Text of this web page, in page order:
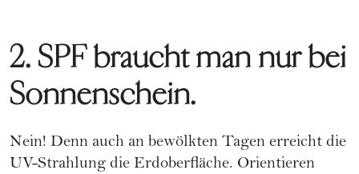
2. SPF braucht man nur bei
Sonnenschein.
Nein! Denn auch an bewölkten Tagen erreicht die
UV-Strahlung die Erdoberfläche. Orientieren